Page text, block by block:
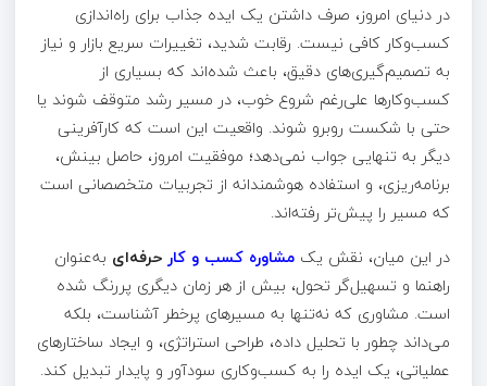
در دنیای امروز، صرف داشتن یک ایده جذاب برای راه‌اندازی
کسب‌وکار کافی نیست. رقابت شدید، تغییرات سریع بازار و نیاز
به تصمیم‌گیری‌های دقیق، باعث شده‌اند که بسیاری از
کسب‌وکارها علی‌رغم شروع خوب، در مسیر رشد متوقف شوند یا
حتی با شکست روبرو شوند. واقعیت این است که کارآفرینی
دیگر به تنهایی جواب نمی‌دهد؛ موفقیت امروز، حاصل بینش،
برنامه‌ریزی، و استفاده هوشمندانه از تجربیات متخصصانی است
که مسیر را پیش‌تر رفته‌اند.
در این میان، نقش یک مشاوره کسب و کار حرفه‌ای به‌عنوان
راهنما و تسهیل‌گر تحول، بیش از هر زمان دیگری پررنگ شده
است. مشاوری که نه‌تنها به مسیرهای پرخطر آشناست، بلکه
می‌داند چطور با تحلیل داده، طراحی استراتژی، و ایجاد ساختارهای
عملیاتی، یک ایده را به کسب‌وکاری سودآور و پایدار تبدیل کند.